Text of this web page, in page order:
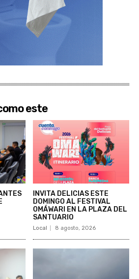
este
INVITA DELICIAS ESTE
DOMINGO AL FESTIVAL
OMÁWARI EN LA PLAZA DEL
SANTUARIO
Local 8 agosto, 2026